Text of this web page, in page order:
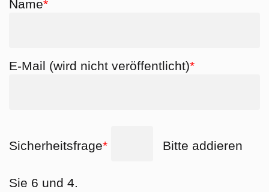
Pflichtfeld
Name*
Pflichtfeld
E-Mail (wird nicht veröffentlicht)*
Sicherheitsfrage* Bitte addieren
Sie 6 und 4.